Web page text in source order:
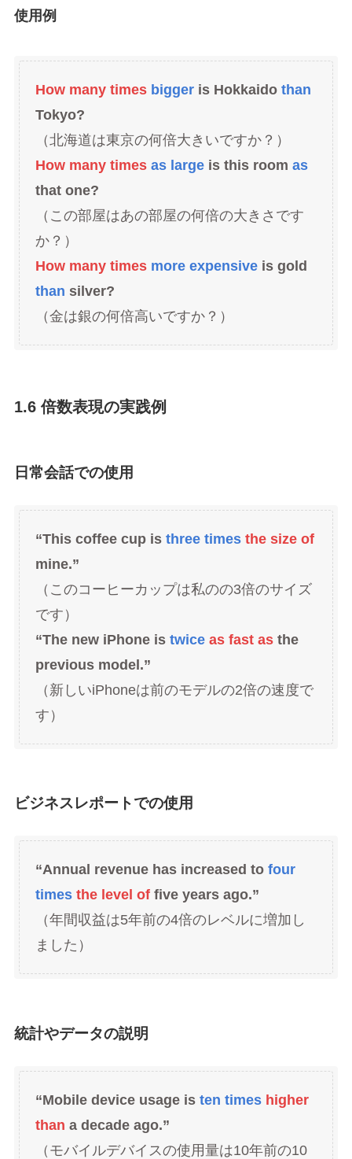
使用例
How many times biggeris Hokkaido than
Tokyo?
（北海道は東京の何倍大きいですか？）
How many times as largeis this room as
that one?
（この部屋はあの部屋の何倍の大きさです
か？）
How many times more expensiveis gold
than silver?
（金は銀の何倍高いですか？）
1.6 倍数表現の実践例
日常会話での使用
“This coffee cup is three times the size of
mine.”
（このコーヒーカップは私のの3倍のサイズ
です）
“The new iPhone is twice as fast as the
previous model.”
（新しいiPhoneは前のモデルの2倍の速度で
す）
ビジネスレポートでの使用
“Annual revenue has increased to four
times the level of five years ago.”
（年間収益は5年前の4倍のレベルに増加し
ました）
統計やデータの説明
“Mobile device usage is ten times higher
than a decade ago.”
（モバイルデバイスの使用量は10年前の10